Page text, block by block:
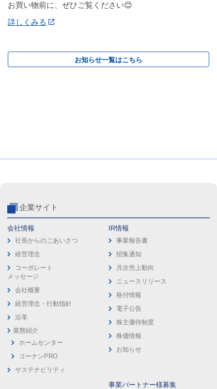
お買い物前に、ぜひご覧ください😊
詳しくみる
お知らせ一覧はこちら
企業サイト
会社情報
社長からのごあいさつ
経営理念
コーポレート
メッセージ
会社概要
経営理念・行動指針
沿革
業態紹介
ホームセンター
コーナンPRO
サステナビリティ
IR情報
事業報告書
招集通知
月次売上動向
ニュースリリース
格付情報
電子公告
株主優待制度
株価情報
お知らせ
事業パートナー様募集